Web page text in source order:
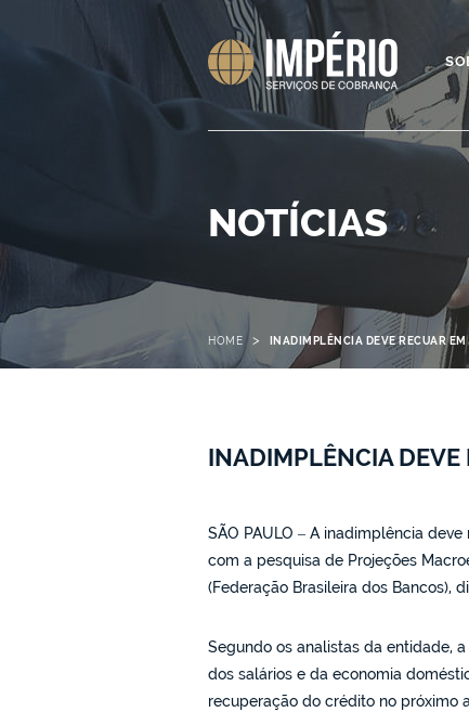
NOTÍCIAS
HOME > INADIMPLÊNCIA DEVE RECUAR
INADIMPLÊNCIA DEVE
SÃO PAULO – A inadimplência
com a pesquisa de Projeções
(Federação Brasileira dos Bancos),
Segundo os analistas da entidade,
dos salários e da economia
recuperação do crédito no próximo